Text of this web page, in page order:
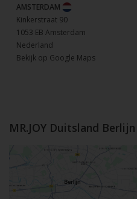
AMSTERDAM
Kinkerstraat 90
1053 EB Amsterdam
Nederland
Bekijk op Google Maps
MR.JOY Duitsland Berlijn